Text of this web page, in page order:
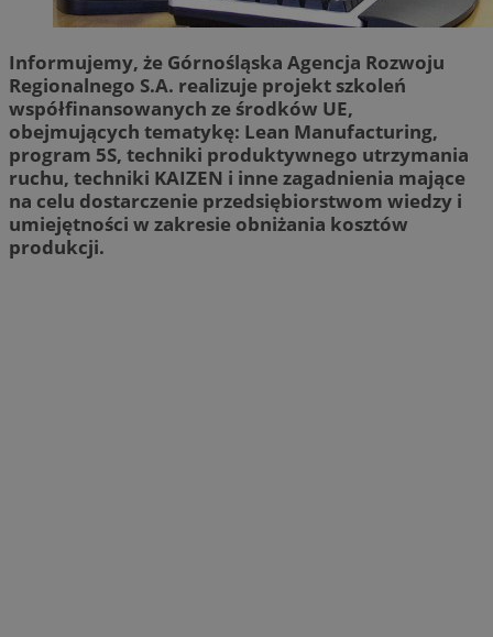
Informujemy, że Górnośląska Agencja Rozwoju
Regionalnego S.A. realizuje projekt szkoleń
współfinansowanych ze środków UE,
obejmujących tematykę: Lean Manufacturing,
program 5S, techniki produktywnego utrzymania
ruchu, techniki KAIZEN i inne zagadnienia mające
na celu dostarczenie przedsiębiorstwom wiedzy i
umiejętności w zakresie obniżania kosztów
produkcji.